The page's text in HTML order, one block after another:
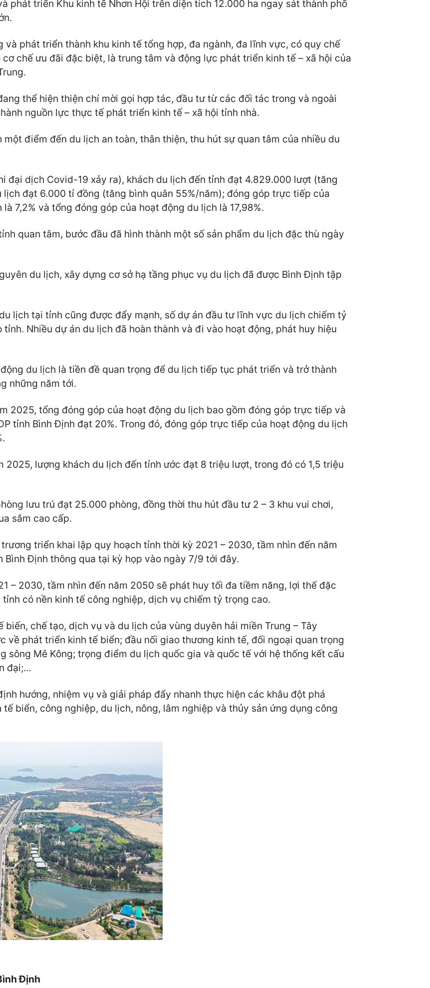
phát triển Khu kinh tế Nhơn Hội trên diện tích 12.000 ha ngay sát thành phố
và phát triển thành khu kinh tế tổng hợp, đa ngành, đa lĩnh vực, có quy chế
chế ưu đãi đặc biệt, là trung tâm và động lực phát triển kinh tế – xã hội của
thể hiện thiện chí mời gọi hợp tác, đầu tư từ các đối tác trong và ngoài
nguồn lực thực tế phát triển kinh tế – xã hội tỉnh nhà.
điểm đến du lịch an toàn, thân thiện, thu hút sự quan tâm của nhiều du
đại dịch Covid-19 xảy ra), khách du lịch đến tỉnh đạt 4.829.000 lượt (tăng
lịch đạt 6.000 tỉ đồng (tăng bình quân 55%/năm); đóng góp trực tiếp của
7,2% và tổng đóng góp của hoạt động du lịch là 17,98%.
quan tâm, bước đầu đã hình thành một số sản phẩm du lịch đặc thù ngày
du lịch, xây dựng cơ sở hạ tầng phục vụ du lịch đã được Bình Định tập
lịch tại tỉnh cũng được đẩy mạnh, số dự án đầu tư lĩnh vực du lịch chiếm tỷ
Nhiều dự án du lịch đã hoàn thành và đi vào hoạt động, phát huy hiệu
du lịch là tiền đề quan trọng để du lịch tiếp tục phát triển và trở thành
những năm tới.
2025, tổng đóng góp của hoạt động du lịch bao gồm đóng góp trực tiếp và
tỉnh Bình Định đạt 20%. Trong đó, đóng góp trực tiếp của hoạt động du lịch
2025, lượng khách du lịch đến tỉnh ước đạt 8 triệu lượt, trong đó có 1,5 triệu
lưu trú đạt 25.000 phòng, đồng thời thu hút đầu tư 2 – 3 khu vui chơi,
sắm cao cấp.
triển khai lập quy hoạch tỉnh thời kỳ 2021 – 2030, tầm nhìn đến năm
Định thông qua tại kỳ họp vào ngày 7/9 tới đây.
– 2030, tầm nhìn đến năm 2050 sẽ phát huy tối đa tiềm năng, lợi thế đặc
có nền kinh tế công nghiệp, dịch vụ chiếm tỷ trọng cao.
chế tạo, dịch vụ và du lịch của vùng duyên hải miền Trung – Tây
về phát triển kinh tế biển; đầu nối giao thương kinh tế, đối ngoại quan trọng
sông Mê Kông; trọng điểm du lịch quốc gia và quốc tế với hệ thống kết cấu
đại;…
hướng, nhiệm vụ và giải pháp đẩy nhanh thực hiện các khâu đột phá
biển, công nghiệp, du lịch, nông, lâm nghiệp và thủy sản ứng dụng công
Định